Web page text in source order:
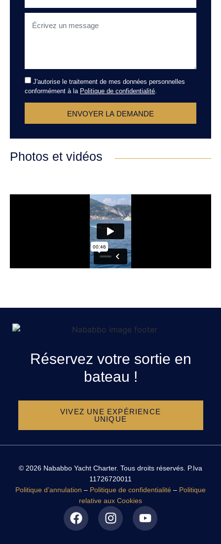
J'autorise le traitement de mes données personnelles
conformément à la Politique de confidentialité.
ENVOYER LA DEMANDE
Photos et vidéos
Réservez votre sortie en
bateau !
VIVEZ UNE EXPÉRIENCE
UNIQUE
© 2026 Nababbo Yacht Charter. Tous droits réservés. P.Iva
11726720011
Politique d’annulation – Politique de confidentialité – Politique
relative aux Cookies